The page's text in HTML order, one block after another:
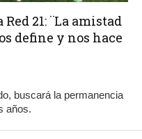
21: ¨La amistad
define y nos hace
buscará la permanencia
años.